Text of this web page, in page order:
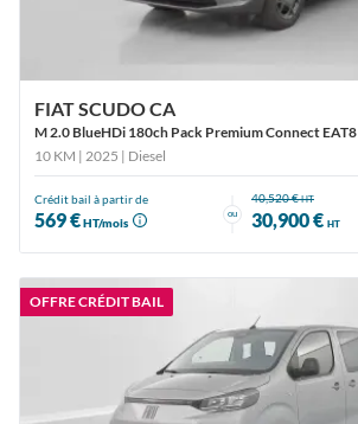
FIAT SCUDO CA
M 2.0 BlueHDi 180ch Pack Premium Connect EAT8
10 KM | 2025 | Diesel
Crédit bail à partir de
569 €HT/mois
ou
40,520 €HT
30,900 € HT
OFFRE CRÉDIT BAIL